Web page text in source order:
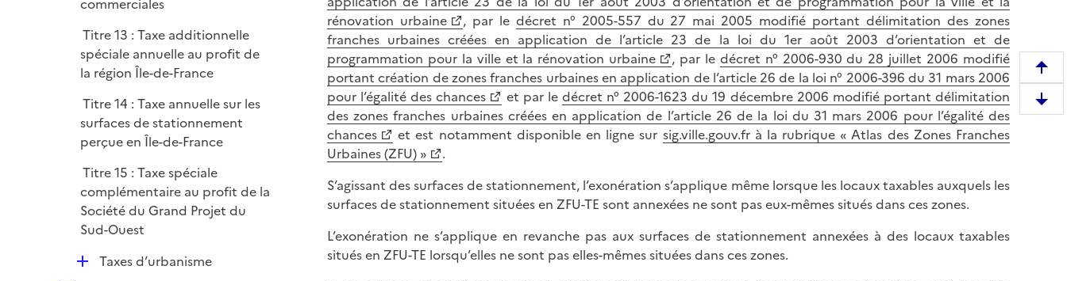
e
r
commerciales
Titre 13 : Taxe additionnelle
spéciale annuelle au profit de
la région Île-de-France
Titre 14 : Taxe annuelle sur les
surfaces de stationnement
perçue en Île-de-France
Titre 15 : Taxe spéciale
complémentaire au profit de la
Société du Grand Projet du
Sud-Ouest
DTaxes d’urbanisme
rénovation urbaine
, par le décret n° 2005-557 du 27 mai 2005 modifié portant délimitation des zones
franches urbaines créées en application de l’article 23 de la loi du 1er août 2003 d’orientation et de
programmation pour la ville et la rénovation urbaine
, par le décret n° 2006-930 du 28 juillet 2006 modifié
portant création de zones franches urbaines en application de l’article 26 de la loi n° 2006-396 du 31 mars 2006
pour l’égalité des chances
et par le décret n° 2006-1623 du 19 décembre 2006 modifié portant délimitation
des zones franches urbaines créées en application de l’article 26 de la loi du 31 mars 2006 pour l’égalité des
chances
et est notamment disponible en ligne sur sig.ville.gouv.fr à la rubrique « Atlas des Zones Franches
Urbaines (ZFU) »
.
S’agissant des surfaces de stationnement, l’exonération s’applique même lorsque les locaux taxables auxquels les
surfaces de stationnement situées en ZFU-TE sont annexées ne sont pas eux-mêmes situés dans ces zones.
L’exonération ne s’applique en revanche pas aux surfaces de stationnement annexées à des locaux taxables
situés en ZFU-TE lorsqu’elles ne sont pas elles-mêmes situées dans ces zones.
e
m
D